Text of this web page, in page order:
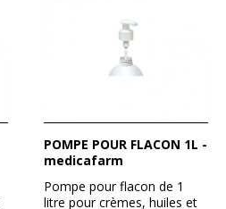
POMPE POUR FLACON 1L -
medicafarm
Pompe pour flacon de 1
litre pour crèmes, huiles et